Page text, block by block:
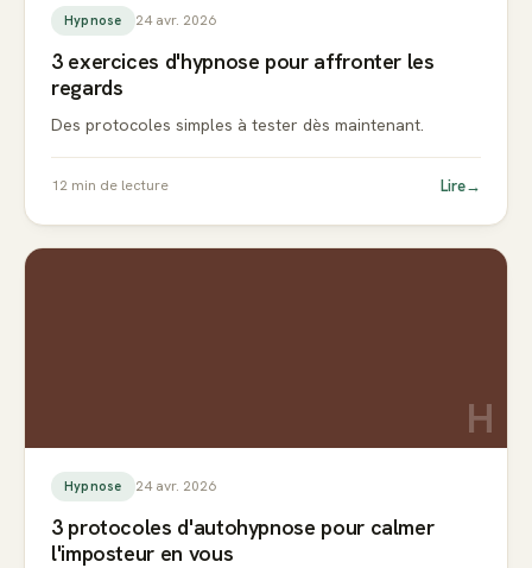
Hypnose 24 avr. 2026
3 exercices d'hypnose pour affronter les
regards
Des protocoles simples à tester dès maintenant.
12 min de lecture Lire→
H
Hypnose 24 avr. 2026
3 protocoles d'autohypnose pour calmer
l'imposteur en vous